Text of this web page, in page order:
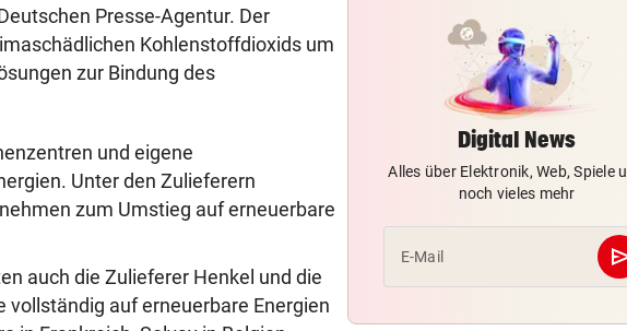
Presse-Agentur. Der
Kohlenstoffdioxids um
zur Bindung des
und eigene
Unter den Zulieferern
zum Umstieg auf erneuerbare
auch die Zulieferer Henkel und die
vollständig auf erneuerbare Energien
Schlüssel zum Erfolg
URSACHE GEKLÄRT
Zigarettenstummel Grund für
Brand in Wohnhaus
CHEF VON VERSICHERUNG: vor
„Ein kalkulierbares Wetter
nicht mehr“
vor
Digital News
Alles über Elektronik, Web, Spiele
noch vieles mehr
E-Mail